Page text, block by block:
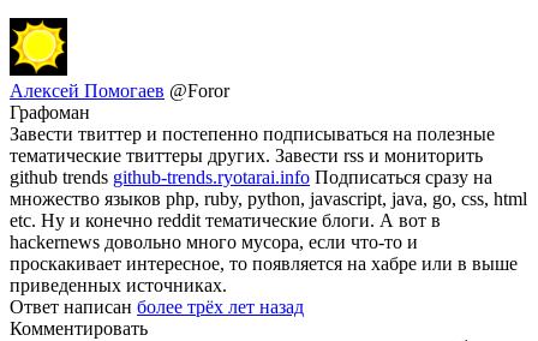
Алексей Помогаев @Foror
Графоман
Завести твиттер и постепенно подписываться на полезные
тематические твиттеры других. Завести rss и мониторить
github trends github-trends.ryotarai.info Подписаться сразу на
множество языков php, ruby, python, javascript, java, go, css, html
etc. Ну и конечно reddit тематические блоги. А вот в
hackernews довольно много мусора, если что-то и
проскакивает интересное, то появляется на хабре или в выше
приведенных источниках.
Ответ написан более трёх лет назад
Комментировать